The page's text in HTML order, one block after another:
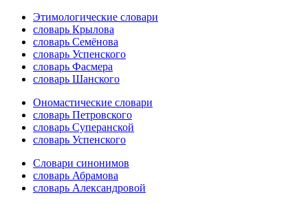
Этимологические словари
словарь Крылова
словарь Семёнова
словарь Успенского
словарь Фасмера
словарь Шанского
Ономастические словари
словарь Петровского
словарь Суперанской
словарь Успенского
Словари синонимов
словарь Абрамова
словарь Александровой